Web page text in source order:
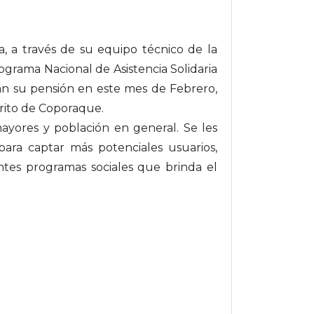
a través de su equipo técnico de la
Nacional de Asistencia Solidaria
su pensión en este mes de Febrero,
de Coporaque.
y población en general. Se les
captar más potenciales usuarios,
programas sociales que brinda el